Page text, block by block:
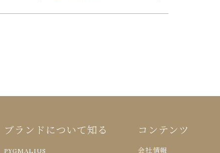
ブランドについて知る
PYGMALIUS
コンテンツ
会社情報